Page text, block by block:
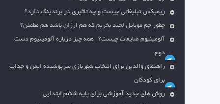
ریمیکس تبلیغاتی چیست و چه تاثیری در برندینگ دارد؟
چطور جم موبایل لجند بخریم که هم ارزان باشد هم مطمئن؟
آلومینیوم ضایعات چیست؟ | همه چیز درباره آلومینیوم دست
دوم
راهنمای والدین برای انتخاب شهربازی سرپوشیده ایمن و جذاب
برای کودکان
روش های جدید آموزشی برای پایه ششم ابتدایی